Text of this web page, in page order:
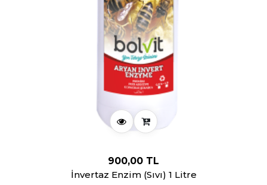
900,00 TL
İnvertaz Enzim (Sıvı) 1 Litre